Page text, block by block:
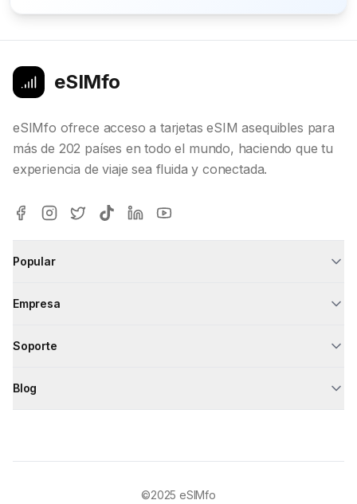
eSIMfo
eSIMfo ofrece acceso a tarjetas eSIM asequibles para
más de 202 países en todo el mundo, haciendo que tu
experiencia de viaje sea fluida y conectada.
Popular
Empresa
Soporte
Blog
©2025 eSIMfo